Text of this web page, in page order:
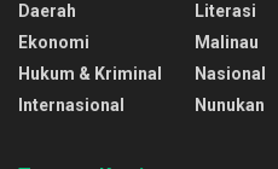
Daerah
Ekonomi
Hukum & Kriminal
Internasional
Literasi
Malinau
Nasional
Nunukan